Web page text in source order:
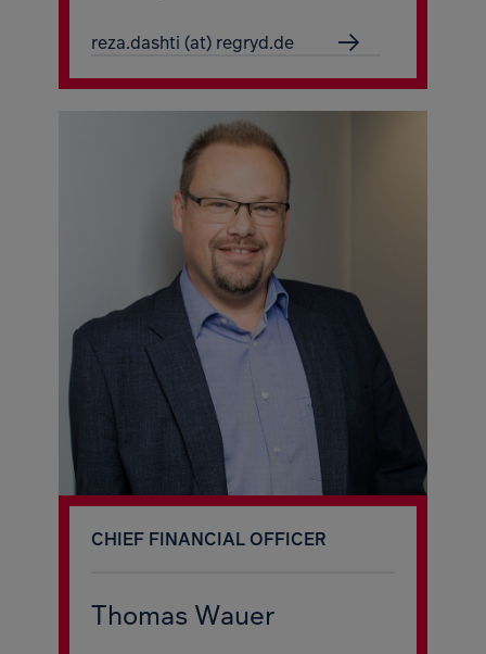
reza.dashti (at) regryd.de
CHIEF FINANCIAL OFFICER
Thomas Wauer